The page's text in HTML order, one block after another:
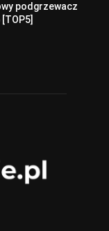
podgrzewacz